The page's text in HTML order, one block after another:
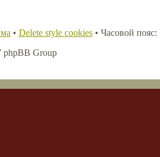
• Delete style cookies• Часовой пояс:
phpBB Group